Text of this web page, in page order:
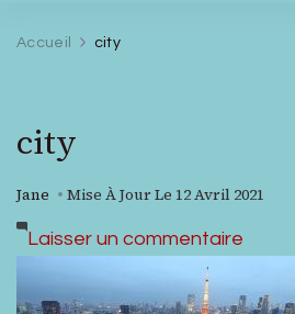
Accueil city
city
Jane Mise À Jour Le 12 Avril 2021
Laisser un commentaire